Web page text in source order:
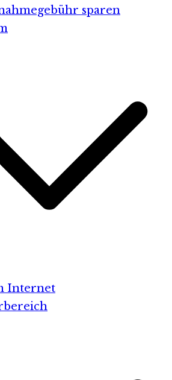
sparen
Internet